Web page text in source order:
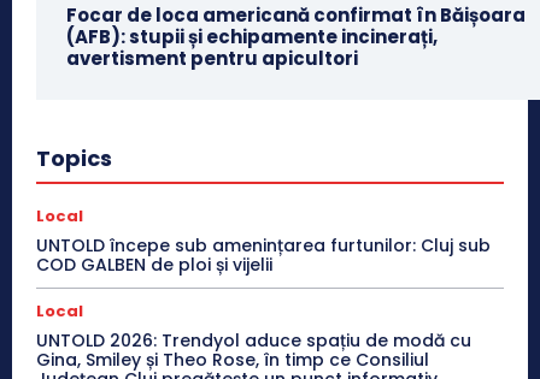
Focar de loca americană confirmat în Băișoara
(AFB): stupii și echipamente incinerați,
avertisment pentru apicultori
Topics
Local
UNTOLD începe sub amenințarea furtunilor: Cluj sub
COD GALBEN de ploi și vijelii
Local
UNTOLD 2026: Trendyol aduce spațiu de modă cu
Gina, Smiley și Theo Rose, în timp ce Consiliul